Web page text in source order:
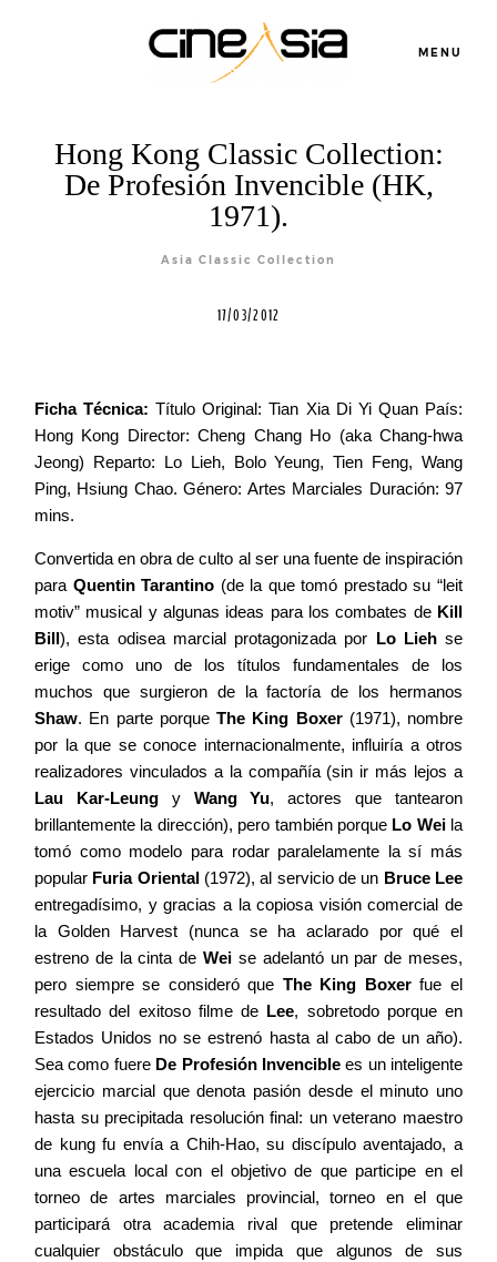
MENU
Hong Kong Classic Collection:
De Profesión Invencible (HK,
1971).
Asia Classic Collection
17/03/2012
Ficha Técnica:Título Original: Tian Xia Di Yi Quan País:
Hong Kong Director: Cheng Chang Ho (aka Chang-hwa
Jeong) Reparto: Lo Lieh, Bolo Yeung, Tien Feng, Wang
Ping, Hsiung Chao. Género: Artes Marciales Duración: 97
mins.
Convertida en obra de culto al ser una fuente de inspiración
para Quentin Tarantino (de la que tomó prestado su “leit
motiv” musical y algunas ideas para los combates de Kill
Bill), esta odisea marcial protagonizada por Lo Liehse
erige como uno de los títulos fundamentales de los
muchos que surgieron de la factoría de los hermanos
Shaw. En parte porque The King Boxer(1971), nombre
por la que se conoce internacionalmente, influiría a otros
realizadores vinculados a la compañía (sin ir más lejos a
Lau Kar-Leungy Wang Yu, actores que tantearon
brillantemente la dirección), pero también porque Lo Weila
tomó como modelo para rodar paralelamente la sí más
popular Furia Oriental(1972), al servicio de un Bruce Lee
entregadísimo, y gracias a la copiosa visión comercial de
la Golden Harvest (nunca se ha aclarado por qué el
estreno de la cinta deWei se adelantó un par de meses,
pero siempre se consideró que The King Boxerfue el
resultado del exitoso filme de Lee, sobretodo porque en
Estados Unidos no se estrenó hasta al cabo de un año).
Sea como fuere De Profesión Invenciblees un inteligente
ejercicio marcial que denota pasión desde el minuto uno
hasta su precipitada resolución final: un veterano maestro
de kung fu envía a Chih-Hao, su discípulo aventajado, a
una escuela local con el objetivo de que participe en el
torneo de artes marciales provincial, torneo en el que
participará otra academia rival que pretende eliminar
cualquier obstáculo que impida que algunos de sus
Blog
©2026 COPYRIGHT FLOTHEMES